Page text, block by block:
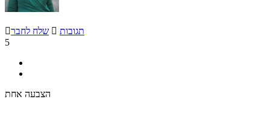
שלח לחבר  תגובות
5
הצבעה אחת